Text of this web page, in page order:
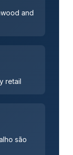
and
retail
são